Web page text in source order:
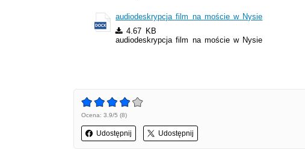
audiodeskrypcja film na moście w Nysie
4.67 KB
audiodeskrypcja film na moście w Nysie
Ocena: 3.9/5 (8)
Udostępnij Udostępnij